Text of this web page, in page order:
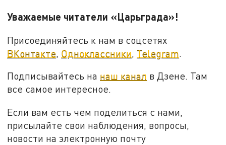
Уважаемые читатели «Царьграда»!
Присоединяйтесь к нам в соцсетях
ВКонтакте, Одноклассники, Telegram.
Подписывайтесь на наш канал в Дзене. Там
все самое интересное.
Если вам есть чем поделиться с нами,
присылайте свои наблюдения, вопросы,
новости на электронную почту